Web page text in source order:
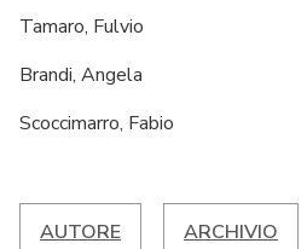
Tamaro, Fulvio
Brandi, Angela
Scoccimarro, Fabio
AUTORE ARCHIVIO